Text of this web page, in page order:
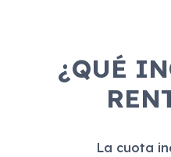
¿QUÉ
La cuota